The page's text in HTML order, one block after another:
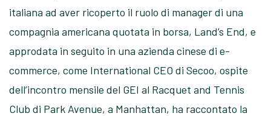
italiana ad aver ricoperto il ruolo di manager di una
compagnia americana quotata in borsa, Land’s End, e
approdata in seguito in una azienda cinese di e-
commerce, come International CEO di Secoo, ospite
dell’incontro mensile del GEI al Racquet and Tennis
Club di Park Avenue, a Manhattan, ha raccontato la